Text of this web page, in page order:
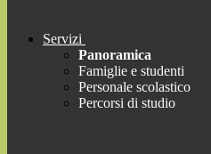
Servizi
Panoramica
Famiglie e studenti
Personale scolastico
Percorsi di studio